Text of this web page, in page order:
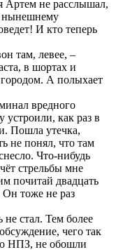
Артем не расслышал,
нынешнему
И кто теперь
там, левее, –
в шортах и
А полыхает
вредного
устроили, как раз в
Пошла утечка,
не понял, что там
Что-нибудь
стрельбы мне
почитай двадцать
Он тоже не раз
стал. Тем более
чего так
НПЗ, не обошли